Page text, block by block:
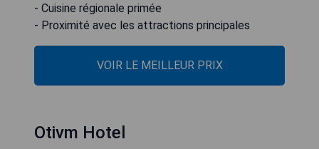
- Cuisine régionale primée
- Proximité avec les attractions principales
VOIR LE MEILLEUR PRIX
Otivm Hotel